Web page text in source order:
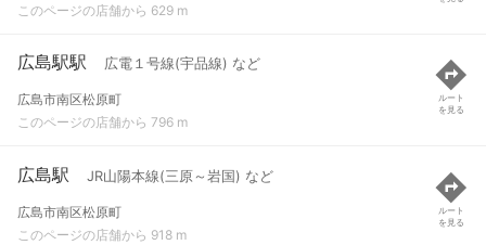
このページの店舗から 629 m
広島駅駅 広電１号線(宇品線) など
広島市南区松原町
このページの店舗から 796 m
ルート
を見る
広島駅 JR山陽本線(三原～岩国) など
広島市南区松原町
このページの店舗から 918 m
ルート
を見る